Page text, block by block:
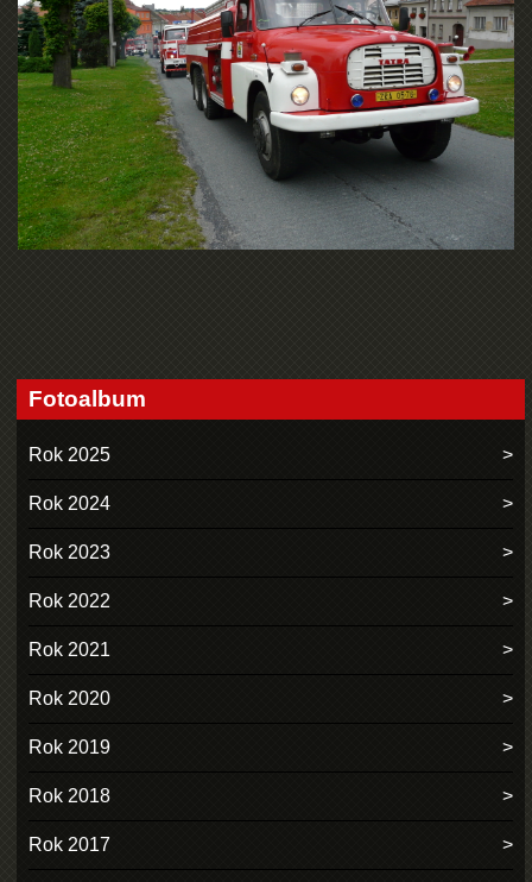
Fotoalbum
Rok 2025
Rok 2024
Rok 2023
Rok 2022
Rok 2021
Rok 2020
Rok 2019
Rok 2018
Rok 2017